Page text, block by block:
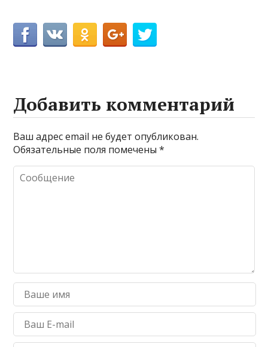
Добавить комментарий
Ваш адрес email не будет опубликован.
Обязательные поля помечены*